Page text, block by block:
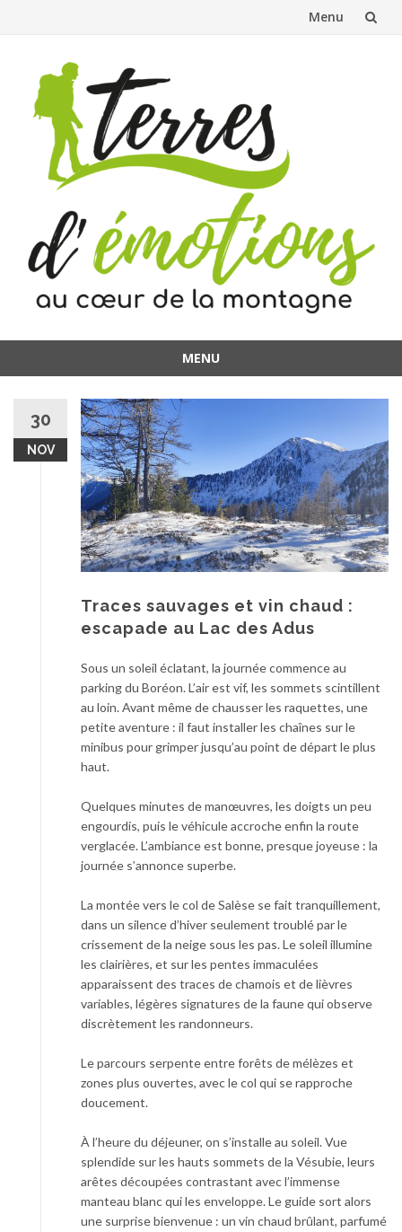
Menu
contenu
MENU
contenu
30
NOV
Traces sauvages et vin chaud :
escapade au Lac des Adus
Sous un soleil éclatant, la journée commence au
parking du Boréon. L’air est vif, les sommets scintillent
au loin. Avant même de chausser les raquettes, une
petite aventure : il faut installer les chaînes sur le
minibus pour grimper jusqu’au point de départ le plus
haut.
Quelques minutes de manœuvres, les doigts un peu
engourdis, puis le véhicule accroche enfin la route
verglacée. L’ambiance est bonne, presque joyeuse : la
journée s’annonce superbe.
La montée vers le col de Salèse se fait tranquillement,
dans un silence d’hiver seulement troublé par le
crissement de la neige sous les pas. Le soleil illumine
les clairières, et sur les pentes immaculées
apparaissent des traces de chamois et de lièvres
variables, légères signatures de la faune qui observe
discrètement les randonneurs.
Le parcours serpente entre forêts de mélèzes et
zones plus ouvertes, avec le col qui se rapproche
doucement.
À l’heure du déjeuner, on s’installe au soleil. Vue
splendide sur les hauts sommets de la Vésubie, leurs
arêtes découpées contrastant avec l’immense
manteau blanc qui les enveloppe. Le guide sort alors
une surprise bienvenue : un vin chaud brûlant, parfumé